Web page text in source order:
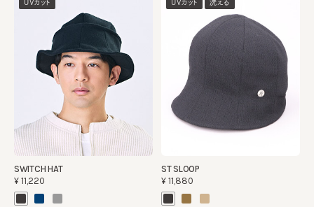
UVカット
SWITCH HAT
¥11,220
UVカット 洗える
ST SLOOP
¥11,880